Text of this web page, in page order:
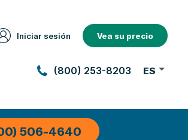
Iniciar sesión Vea su precio
(800) 253-8203 ES
506-4640